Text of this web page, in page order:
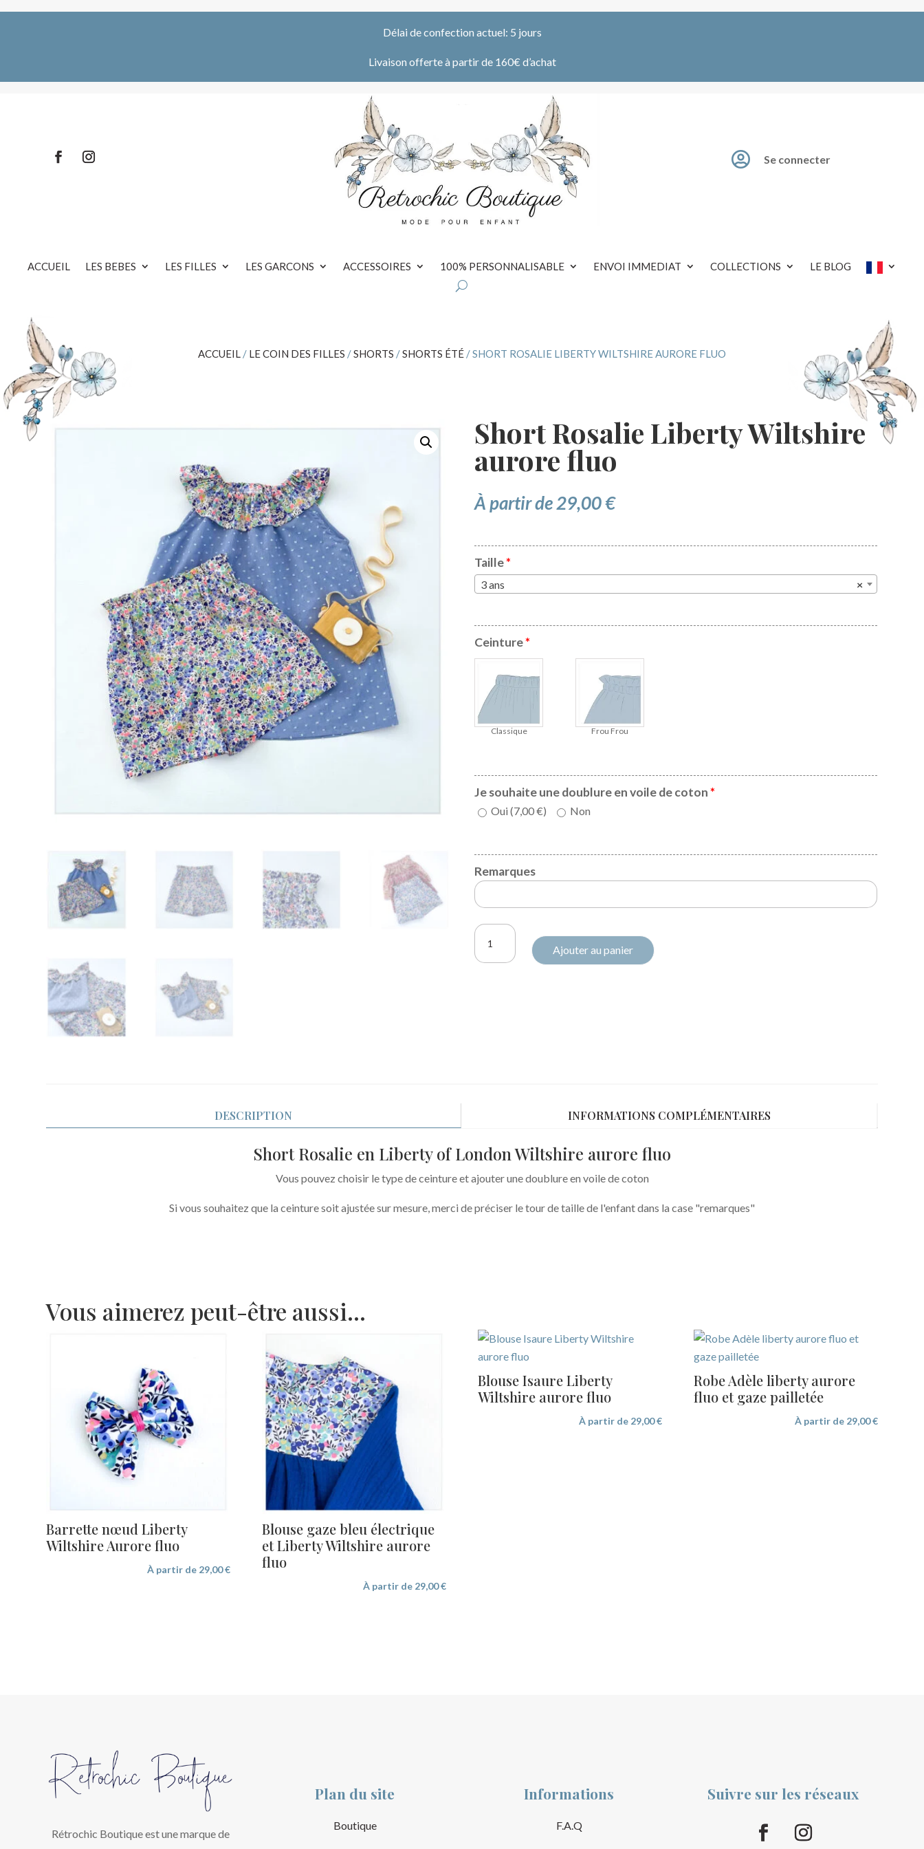
Délai de confection actuel: 5 jours
Livaison offerte à partir de 160€ d’achat
 Se connecter
ACCUEIL LES BEBES LES FILLES LES GARCONS ACCESSOIRES 100% PERSONNALISABLE ENVOI IMMEDIAT COLLECTIONS LE BLOG
ACCUEIL / LE COIN DES FILLES /SHORTS /SHORTS ÉTÉ / SHORT ROSALIE LIBERTY WILTSHIRE AURORE FLUO
Short Rosalie Liberty Wiltshire
aurore fluo
À partir de29,00€
Taille*
×
3 ans
Ceinture*
Classique Frou Frou
Je souhaite une doublure en voile de coton*
Oui (7,00€) Non
Remarques
quantité
Ajouter au panier
DESCRIPTION INFORMATIONS COMPLÉMENTAIRES
Short Rosalie en Liberty of London Wiltshire aurore fluo
Vous pouvez choisir le type de ceinture et ajouter une doublure en voile de coton
Si vous souhaitez que la ceinture soit ajustée sur mesure, merci de préciser le tour de taille de l'enfant dans la case "remarques"
Vous aimerez peut-être aussi…
Barrette nœud Liberty
Wiltshire Aurore fluo
À partir de 29,00€
Blouse gaze bleu électrique
et Liberty Wiltshire aurore
fluo
À partir de 29,00€
Blouse Isaure Liberty
Wiltshire aurore fluo
À partir de 29,00€
Robe Adèle liberty aurore
fluo et gaze pailletée
À partir de 29,00€
Rétrochic Boutique est une marque de
Plan du site
Boutique
Informations
F.A.Q
Suivre sur les réseaux